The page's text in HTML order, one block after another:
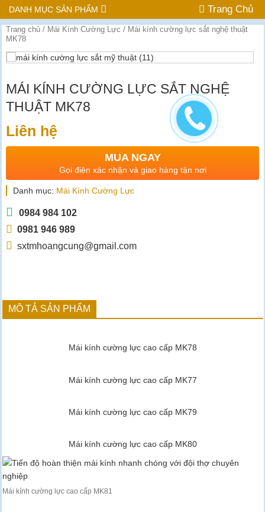
DANH MỤC SẢN PHẨM Trang Chủ
Trang chủ / Mái Kính Cường Lực / Mái kính cường lực sắt nghệ thuật
MK78
MÁI KÍNH CƯỜNG LỰC SẮT NGHỆ
THUẬT MK78
Liên hệ
MUA NGAY
Gọi điện xác nhận và giao hàng tận nơi
Danh mục: Mái Kính Cường Lực
0984 984 102
0981 946 989
sxtmhoangcung@gmail.com
MÔ TẢ SẢN PHẨM
Mái kính cường lực cao cấp MK78
Mái kính cường lực cao cấp MK77
Mái kính cường lực cao cấp MK79
Mái kính cường lực cao cấp MK80
Mái kính cường lực cao cấp MK81